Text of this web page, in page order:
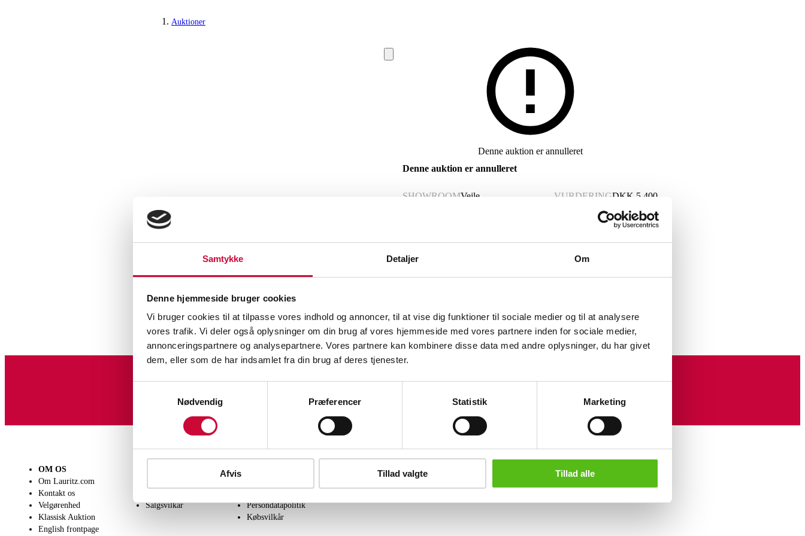
Samtykke Detaljer Om
Denne hjemmeside bruger cookies
Vi bruger cookies til at tilpasse vores indhold og annoncer, til at vise dig funktioner til sociale medier og til at analysere
vores trafik. Vi deler også oplysninger om din brug af vores hjemmeside med vores partnere inden for sociale medier,
annonceringspartnere og analysepartnere. Vores partnere kan kombinere disse data med andre oplysninger, du har givet
dem, eller som de har indsamlet fra din brug af deres tjenester.
Nødvendig
Præferencer Statistik Marketing
Afvis Tillad valgte Tillad alle
Auktioner
Denne auktion er annulleret
Denne auktion er annulleret
SHOWROOMVejle VURDERINGDKK 5.400
Beskrivelse
(2)
Lignende varer
OM OS
Om Lauritz.com
Kontakt os
Velgørenhed
Klassisk Auktion
English frontpage
Salgsvilkår
Persondatapolitik
Købsvilkår